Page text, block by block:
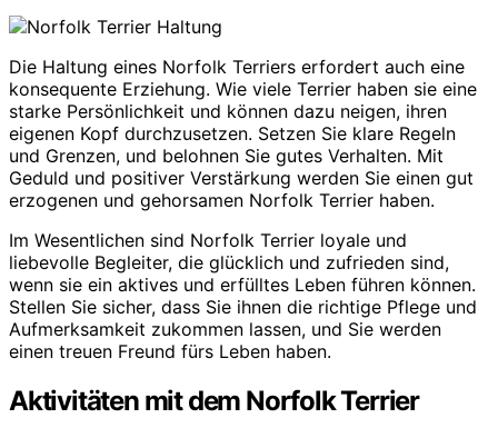
Die Haltung eines Norfolk Terriers erfordert auch eine
konsequente Erziehung. Wie viele Terrier haben sie eine
starke Persönlichkeit und können dazu neigen, ihren
eigenen Kopf durchzusetzen. Setzen Sie klare Regeln
und Grenzen, und belohnen Sie gutes Verhalten. Mit
Geduld und positiver Verstärkung werden Sie einen gut
erzogenen und gehorsamen Norfolk Terrier haben.
Im Wesentlichen sind Norfolk Terrier loyale und
liebevolle Begleiter, die glücklich und zufrieden sind,
wenn sie ein aktives und erfülltes Leben führen können.
Stellen Sie sicher, dass Sie ihnen die richtige Pflege und
Aufmerksamkeit zukommen lassen, und Sie werden
einen treuen Freund fürs Leben haben.
Aktivitäten mit dem Norfolk Terrier